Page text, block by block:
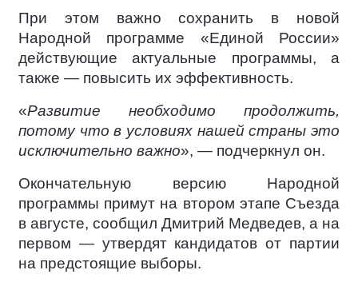
При этом важно сохранить в новой
Народной программе «Единой России»
действующие актуальные программы, а
также — повысить их эффективность.
«Развитие необходимо продолжить,
потому что в условиях нашей страны это
исключительно важно», — подчеркнул он.
Окончательную версию Народной
программы примут на втором этапе Съезда
в августе, сообщил Дмитрий Медведев, а на
первом — утвердят кандидатов от партии
на предстоящие выборы.